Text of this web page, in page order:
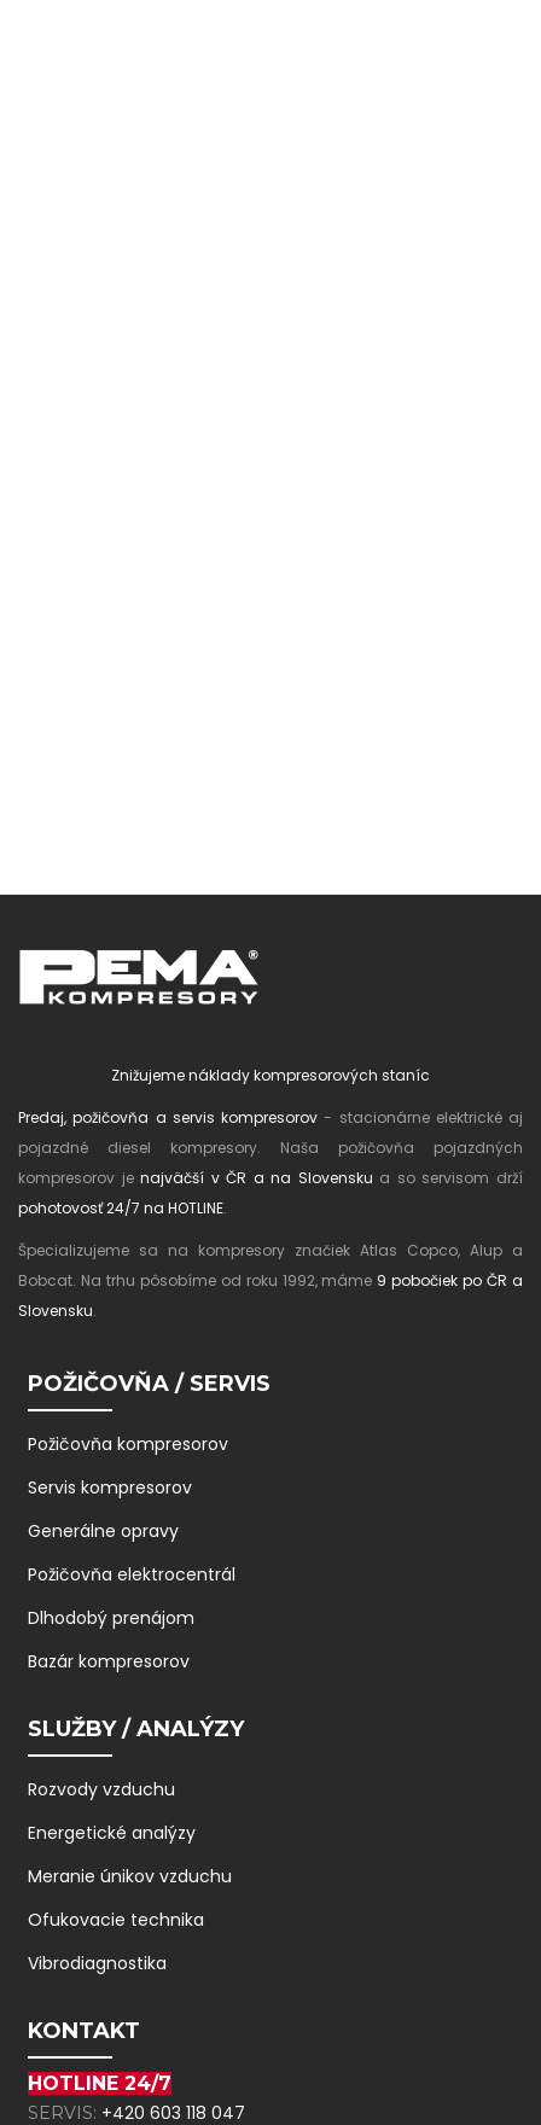
Znižujeme náklady kompresorových staníc
Predaj, požičovňa a servis kompresorov - stacionárne elektrické aj
pojazdné diesel kompresory. Naša požičovňa pojazdných
kompresorov jenajväčší v ČR a na Slovensku a so servisom drží
pohotovosť 24/7 na HOTLINE.
Špecializujeme sa na kompresory značiek Atlas Copco, Alup a
Bobcat. Na trhu pôsobíme od roku 1992, máme 9 pobočiek po ČR a
Slovensku.
POŽIČOVŇA / SERVIS
Požičovňa kompresorov
Servis kompresorov
Generálne opravy
Požičovňa elektrocentrál
Dlhodobý prenájom
Bazár kompresorov
SLUŽBY / ANALÝZY
Rozvody vzduchu
Energetické analýzy
Meranie únikov vzduchu
Ofukovacie technika
Vibrodiagnostika
KONTAKT
HOTLINE 24/7
SERVIS: +420 603 118 047